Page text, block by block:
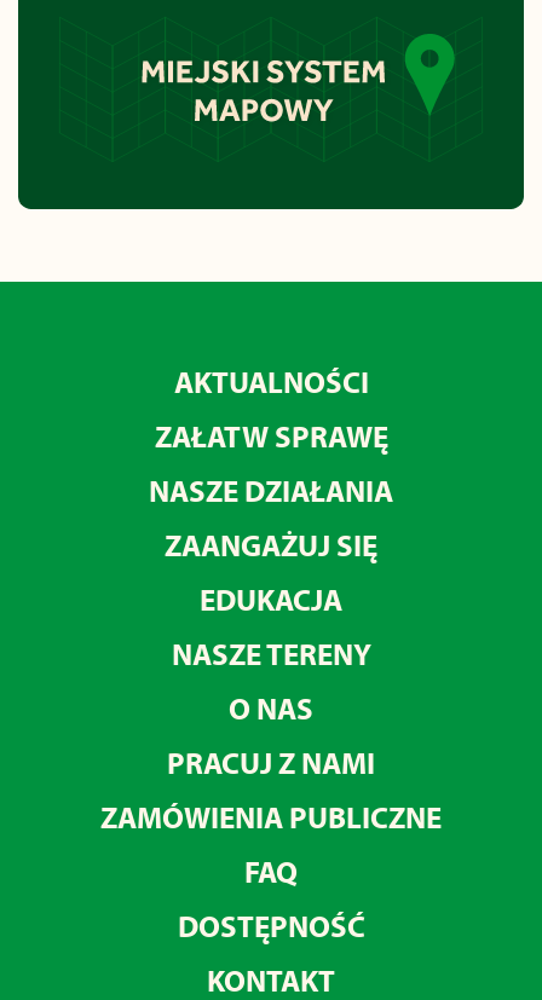
AKTUALNOŚCI
ZAŁATW SPRAWĘ
NASZE DZIAŁANIA
ZAANGAŻUJ SIĘ
EDUKACJA
NASZE TERENY
O NAS
PRACUJ Z NAMI
ZAMÓWIENIA PUBLICZNE
FAQ
DOSTĘPNOŚĆ
KONTAKT